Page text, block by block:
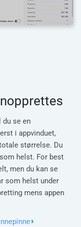
du se en
i appvinduet,
størrelse. Du
helst. For best
men du kan se
som helst under
mens appen